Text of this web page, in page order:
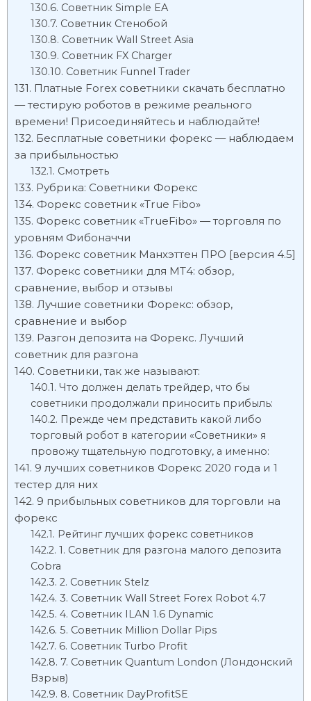
Советник Simple EA
Советник Стенобой
Советник Wall Street Asia
Советник FX Charger
Советник Funnel Trader
Платные Forex советники скачать бесплатно
— тестирую роботов в режиме реального
времени! Присоединяйтесь и наблюдайте!
Бесплатные советники форекс — наблюдаем
за прибыльностью
Смотреть
Рубрика: Советники Форекс
Форекс советник «True Fibo»
Форекс советник «TrueFibo» — торговля по
уровням Фибоначчи
Форекс советник Манхэттен ПРО [версия 4.5]
Форекс советники для МТ4: обзор,
сравнение, выбор и отзывы
Лучшие советники Форекс: обзор,
сравнение и выбор
Разгон депозита на Форекс. Лучший
советник для разгона
Советники, так же называют:
Что должен делать трейдер, что бы
советники продолжали приносить прибыль:
Прежде чем представить какой либо
торговый робот в категории «Советники» я
провожу тщательную подготовку, а именно:
9 лучших советников Форекс 2020 года и 1
тестер для них
9 прибыльных советников для торговли на
форекс
Рейтинг лучших форекс советников
1. Советник для разгона малого депозита
Cobra
2. Советник Stelz
3. Советник Wall Street Forex Robot 4.7
4. Советник ILAN 1.6 Dynamic
5. Советник Million Dollar Pips
6. Советник Turbo Profit
7. Советник Quantum London (Лондонский
Взрыв)
8. Советник DayProfitSE